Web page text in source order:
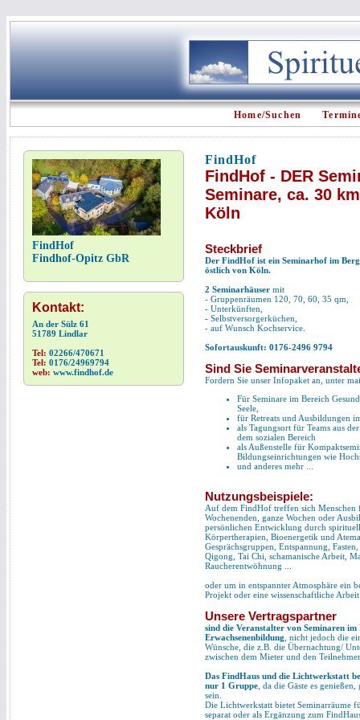
Home/Suchen
FindHof
Findhof-Opitz GbR
Kontakt:
An der Sülz 61
51789 Lindlar
Tel: 02266/470671
Tel: 0176/24969794
web: www.findhof.de
FindHof
FindHof - DER
Seminare, ca. 30
Köln
Steckbrief
Der FindHof ist ein Seminarhof im
östlich von Köln.
2 Seminarhäuser mit
- Gruppenräumen 120, 70, 60, 35 qm,
- Unterkünften,
- Selbstversorgerküchen,
- auf Wunsch Kochservice.
Sofortauskunft: 0176-2496 9794
Sind Sie
Fordern Sie unser Infopaket an, unter
Für Seminare im Bereich
Seele,
für Retreats und Ausbildungen
als Tagungsort für Teams aus
dem sozialen Bereich
als Außenstelle für
Bildungseinrichtungen wie
und anderes mehr ...
Nutzungsbeispiele:
Auf dem FindHof treffen sich Menschen
Wochenenden, ganze Wochen oder
persönlichen Entwicklung durch
Körpertherapien, Bioenergetik und
Gesprächsgruppen, Entspannung,
Qigong, Tai Chi, schamanische Arbeit,
Raucherentwöhnung ...
oder um in entspannter Atmosphäre ein
Projekt oder eine wissenschaftliche
Unsere Vertragspartner
sind die Veranstalter von Seminaren im
Erwachsenenbildung , nicht jedoch die
Wünsche, die z.B. die Übernachtung/
zwischen dem Mieter und den
Das FindHaus und die Lichtwerkstatt
nur 1 Gruppe , da die Gäste es
sein.
Die Lichtwerkstatt bietet Seminarräume
separat oder als Ergänzung zum